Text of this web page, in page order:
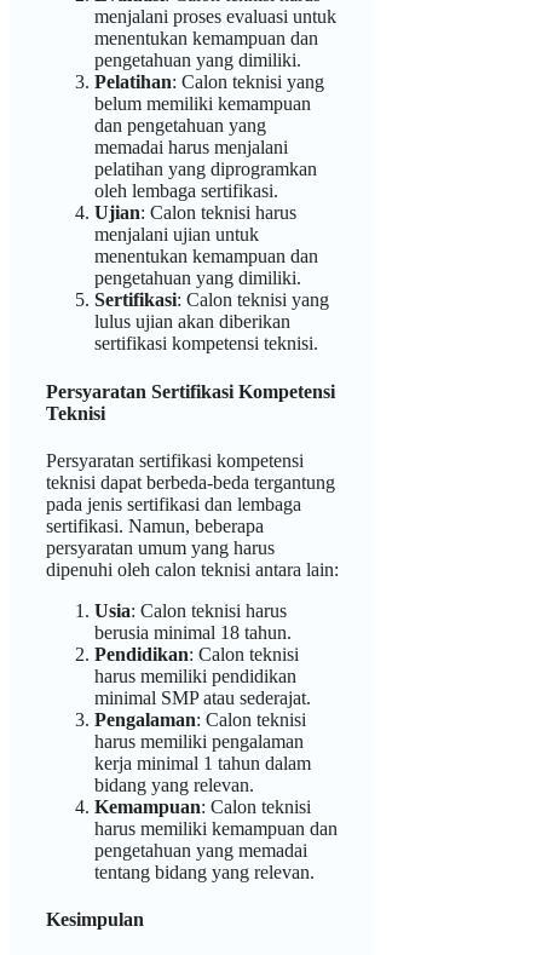
menjalani proses evaluasi untuk
menentukan kemampuan dan
pengetahuan yang dimiliki.
Pelatihan: Calon teknisi yang
belum memiliki kemampuan
dan pengetahuan yang
memadai harus menjalani
pelatihan yang diprogramkan
oleh lembaga sertifikasi.
Ujian: Calon teknisi harus
menjalani ujian untuk
menentukan kemampuan dan
pengetahuan yang dimiliki.
Sertifikasi: Calon teknisi yang
lulus ujian akan diberikan
sertifikasi kompetensi teknisi.
Persyaratan Sertifikasi Kompetensi
Teknisi
Persyaratan sertifikasi kompetensi
teknisi dapat berbeda-beda tergantung
pada jenis sertifikasi dan lembaga
sertifikasi. Namun, beberapa
persyaratan umum yang harus
dipenuhi oleh calon teknisi antara lain:
Usia: Calon teknisi harus
berusia minimal 18 tahun.
Pendidikan: Calon teknisi
harus memiliki pendidikan
minimal SMP atau sederajat.
Pengalaman: Calon teknisi
harus memiliki pengalaman
kerja minimal 1 tahun dalam
bidang yang relevan.
Kemampuan: Calon teknisi
harus memiliki kemampuan dan
pengetahuan yang memadai
tentang bidang yang relevan.
Kesimpulan